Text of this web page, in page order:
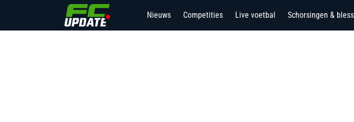
Nieuws Competities Live voetbal Schorsingen &